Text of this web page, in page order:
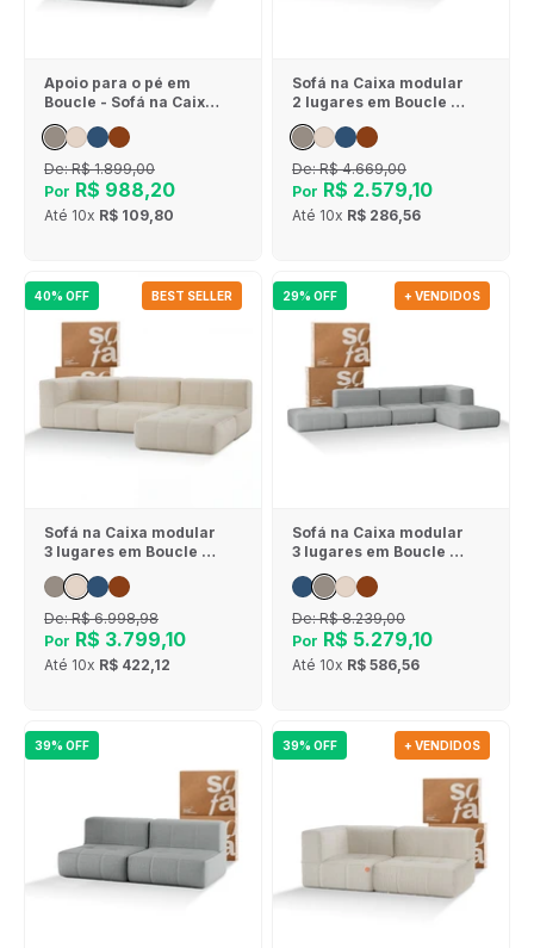
Apoio para o pé em
Boucle - Sofá na Caixa
- Cinza
De:R$ 1.899,00
Por R$ 988,20
Até 10x R$ 109,80
Sofá na Caixa modular
2 lugares em Boucle - 1
De:R$ 4.669,00
Por R$ 2.579,10
Até 10x R$ 286,56
40% OFF BEST SELLER
Sofá na Caixa modular
3 lugares em Boucle - 1
Braço com Chaise -
Linho
De:R$ 6.998,98
Por R$ 3.799,10
Até 10x R$ 422,12
29% OFF + VENDIDOS
Sofá na Caixa modular
3 lugares em Boucle - 1
Braço com 2 Chaises -
Cinza
De:R$ 8.239,00
Por R$ 5.279,10
Até 10x R$ 586,56
39% OFF 39% OFF + VENDIDOS